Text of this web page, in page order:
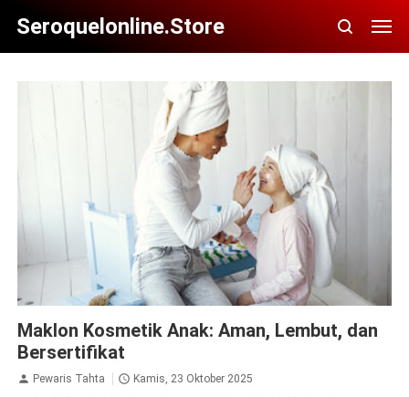
Seroquelonline.store
Maklon Kosmetik Anak: Aman, Lembut, dan
Bersertifikat
Pewaris Tahta Kamis, 23 Oktober 2025